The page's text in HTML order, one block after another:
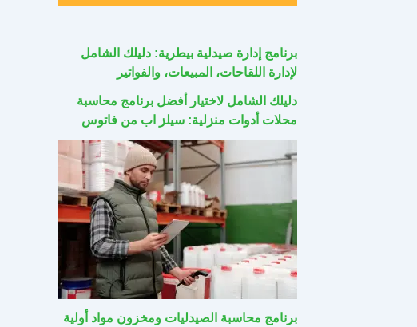
برنامج إدارة صيدلية بيطرية: دليلك الشامل
لإدارة اللقاحات، المبيعات، والفواتير
دليلك الشامل لاختيار أفضل برنامج محاسبة
محلات أدوات منزلية: سيلز اب من فاتوس
برنامج محاسبة الصيدليات ومخزون مواد أولية